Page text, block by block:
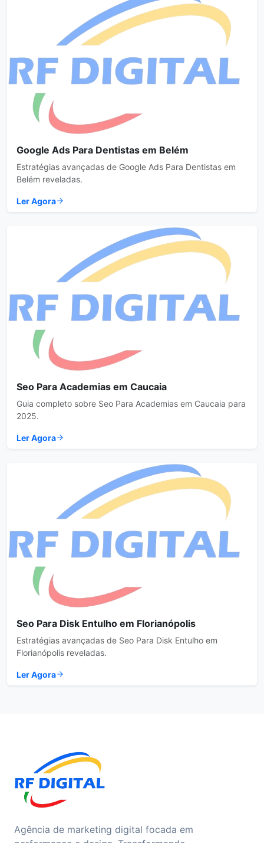
Google Ads Para Dentistas em Belém
Estratégias avançadas de Google Ads Para Dentistas em
Belém reveladas.
Ler Agora
Seo Para Academias em Caucaia
Guia completo sobre Seo Para Academias em Caucaia para
2025.
Ler Agora
Seo Para Disk Entulho em Florianópolis
Estratégias avançadas de Seo Para Disk Entulho em
Florianópolis reveladas.
Ler Agora
Agência de marketing digital focada em